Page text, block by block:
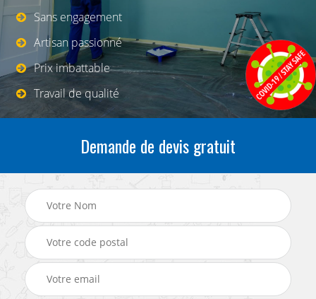
Sans engagement
Artisan passionné
Prix imbattable
Travail de qualité
Demande de devis gratuit